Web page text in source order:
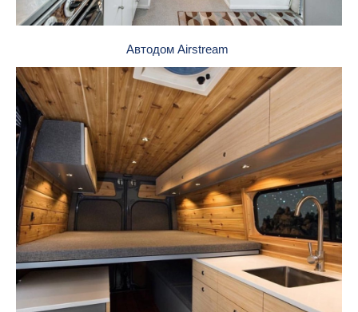
Автодом Airstream